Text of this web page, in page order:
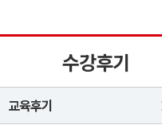
수강후기
교육후기